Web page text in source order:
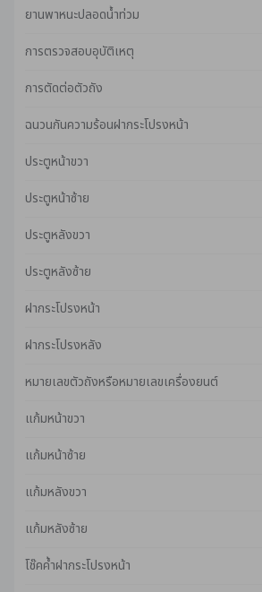
ยานพาหนะปลอดน้ําท่วม
การตรวจสอบอุบัติเหตุ
การตัดต่อตัวถัง
ฉนวนกันความร้อนฝากระโปรงหน้า
ประตูหน้าขวา
ประตูหน้าซ้าย
ประตูหลังขวา
ประตูหลังซ้าย
ฝากระโปรงหน้า
ฝากระโปรงหลัง
หมายเลขตัวถังหรือหมายเลขเครื่องยนต์
แก้มหน้าขวา
แก้มหน้าซ้าย
แก้มหลังขวา
แก้มหลังซ้าย
โช๊คค้ำฝากระโปรงหน้า